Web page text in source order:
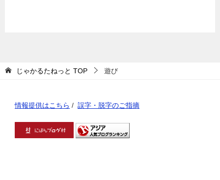
じゃかるたねっと TOP 遊び
情報提供はこちら / 誤字・脱字のご指摘